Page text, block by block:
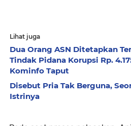
Lihat juga
Dua Orang ASN Ditetapkan
Tindak Pidana Korupsi Rp.
Kominfo Taput
Disebut Pria Tak Berguna,
Istrinya